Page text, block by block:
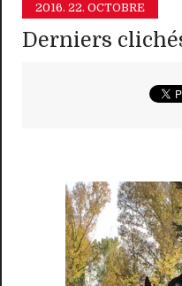
2016. 22. OCTOBRE
Derniers